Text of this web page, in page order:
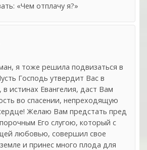
«Чем отплачу я?»
я тоже решила подвизаться в
Господь утвердит Вас в
истинах Евангелия, даст Вам
во спасении, непреходящую
Желаю Вам предстать пред
Его слугою, который с
любовью, совершил свое
и принес много плода для